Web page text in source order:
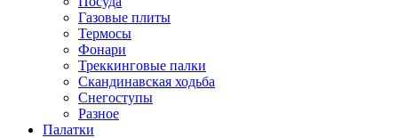
Газовые плиты
Термосы
Фонари
Треккинговые палки
Скандинавская ходьба
Снегоступы
Разное
Палатки